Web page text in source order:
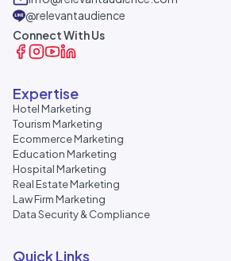
@relevantaudience
Connect With Us
Expertise
Hotel Marketing
Tourism Marketing
Ecommerce Marketing
Education Marketing
Hospital Marketing
Real Estate Marketing
Law Firm Marketing
Data Security & Compliance
Quick Links